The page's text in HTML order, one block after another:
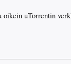
uTorrentin